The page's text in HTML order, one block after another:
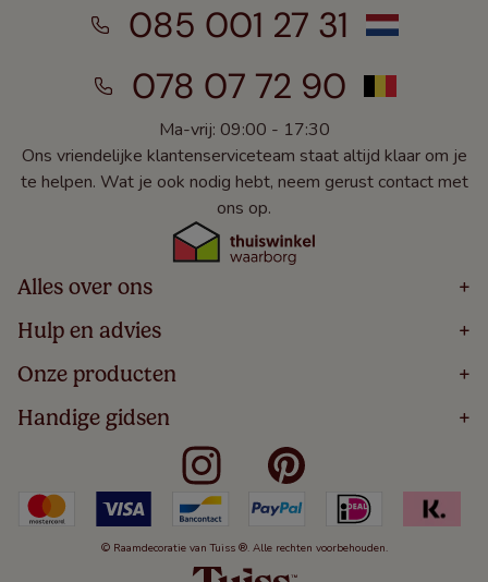
085 001 27 31
078 07 72 90
Ma-vrij: 09:00 - 17:30
Ons vriendelijke klantenserviceteam staat altijd klaar om je
te helpen. Wat je ook nodig hebt, neem gerust contact met
ons op.
Alles over ons +
Home
Over
Bestellen
Winacties
Veelgestelde Vragen
Hulp en advies +
Volg Je Bestelling
Levering
5 Jaar Garantie
Algemene Voorwaarden
Kindveiligheid
Cookies
Herroepingsrecht
Onze producten +
Houten Jaloezieën
Rolgordijnen
Verticale Jaloezieën
Duo Rolgordijnen
Duo Plisségordijnen
Handige gidsen +
Meten Voor Raamdecoratie
Badkamer Raamdecoratie
Slaapkamer Raamdecoratie
Keuken Raamdecoratie
De Jaloezieën Gids
© Raamdecoratie van Tuiss ®. Alle rechten voorbehouden.